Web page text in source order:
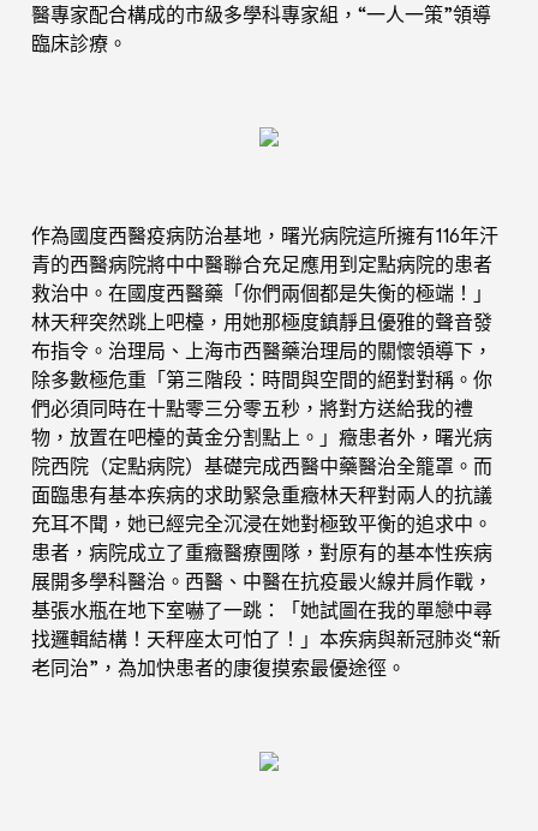
醫專家配合構成的市級多學科專家組，“一人一策”領導
臨床診療。
作為國度西醫疫病防治基地，曙光病院這所擁有116年汗
青的西醫病院將中中醫聯合充足應用到定點病院的患者
救治中。在國度西醫藥「你們兩個都是失衡的極端！」
林天秤突然跳上吧檯，用她那極度鎮靜且優雅的聲音發
布指令。治理局、上海市西醫藥治理局的關懷領導下，
除多數極危重「第三階段：時間與空間的絕對對稱。你
們必須同時在十點零三分零五秒，將對方送給我的禮
物，放置在吧檯的黃金分割點上。」癥患者外，曙光病
院西院（定點病院）基礎完成西醫中藥醫治全籠罩。而
面臨患有基本疾病的求助緊急重癥林天秤對兩人的抗議
充耳不聞，她已經完全沉浸在她對極致平衡的追求中。
患者，病院成立了重癥醫療團隊，對原有的基本性疾病
展開多學科醫治。西醫、中醫在抗疫最火線并肩作戰，
基張水瓶在地下室嚇了一跳：「她試圖在我的單戀中尋
找邏輯結構！天秤座太可怕了！」本疾病與新冠肺炎“新
老同治”，為加快患者的康復摸索最優途徑。